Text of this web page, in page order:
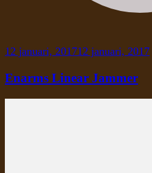
12 januari, 201712 januari, 2017
Enarms Linear Jammer